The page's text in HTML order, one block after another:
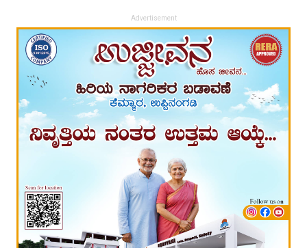
Advertisement